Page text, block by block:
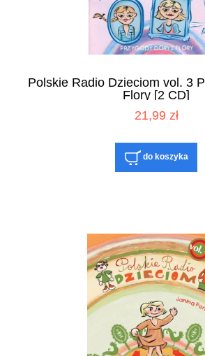
Polskie Radio Dzieciom vol. 3
Flory [2 CD]
21,99 zł
do koszyka